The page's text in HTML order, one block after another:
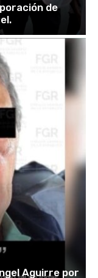
de
Aguirre por